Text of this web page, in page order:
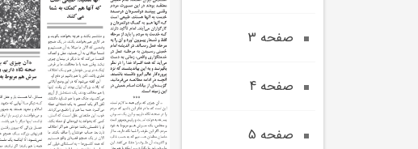
صفحه 3
صفحه 4
صفحه 5